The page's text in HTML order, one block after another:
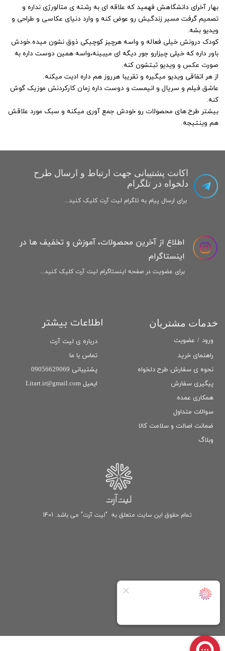
بهار آخرای دانشگاهش فهمید که علاقه ای به رشته ی متالورژی نداره و
تصمیم گرفت مسیر زندگیش رو عوض کنه و وارد دنیای عکاسی و طراحی و
ویدیو بشه.
کودک درونش خیلی فعاله و واسه هرچیز کوچیکی ذوق نشون میده.خودش
باور داره که خیلی چیزارو جور دیگه ای میبینه،واسه همین دوست داره به
صورت عکس و ویدیو ثبتشون کنه.
از هر اتفاقی ویدیو میگیره و تقریبا هرروز هم داره ادیت میکنه.
عاشق فیلم و سریال و انیمست و دوست داره زمان کارکردنش موزیک گوش
کنه.
بیشتر طرح های محصولات رو خودش جمع آوری میکنه و سبک مورد علاقش
هم وینتیجه.
راهنمای خرید
نحوه ی سفارش طرح دلخواه
پیگیری سفارش
همکاری عمده
سوالات متداول
ضمانت اصالت و سلامت كالا
وبلاگ
خدمات مشتریان
اکانت پشتیبانی جهت ارتباط و ارسال طرح
دلخواه در تلگرام
برای ارسال پیام به تلگرام لیت آرت کلیک کنید...
اطلاعات بیشتر
درباره ی لیت آرت
تماس با ما
پشتیبانی 09056629069
ایمیل Litart.ir@gmail.com
تمام حقوق این سایت متعلق به "لیت آرت" می باشد. 1401
اطلاع از آخرین محصولات، آموزش و تخفیف ها در
اینستاگرام
برای عضویت در صفحه اینستاگرام لیت آرت کلیک کنید...
ورود / عضویت